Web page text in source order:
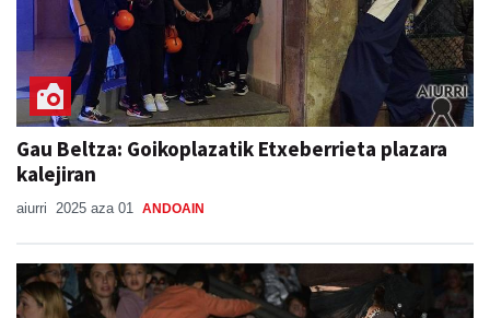
Gau Beltza: Goikoplazatik Etxeberrieta plazara
kalejiran
aiurri 2025 aza 01 ANDOAIN